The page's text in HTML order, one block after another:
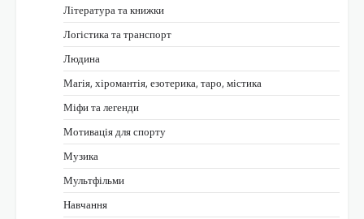
Література та книжки
Логістика та транспорт
Людина
Магія, хіромантія, езотерика, таро, містика
Міфи та легенди
Мотивація для спорту
Музика
Мультфільми
Навчання